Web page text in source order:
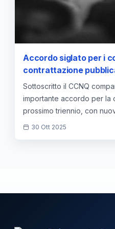
Accordo siglato per i
contrattazione
Sottoscritto il CCNQ
importante accordo per la
prossimo triennio, con
30 Ott 2025